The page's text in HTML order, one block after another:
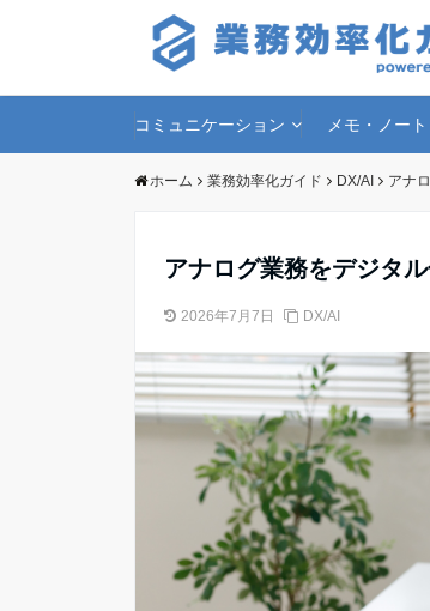
コミュニケーション メモ・ノート
ホーム 業務効率化ガイド DX/AI アナ
アナログ業務をデジタ
2026年7月7日 DX/AI